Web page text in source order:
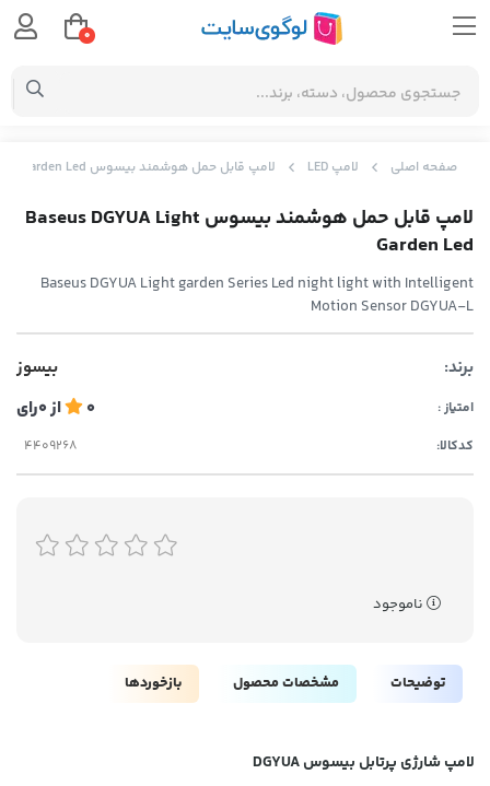
صفحه اصلی لامپ LED لامپ قابل حمل هوشمند بیسوس Baseus DGYUA Light Garden Led
لامپ قابل حمل هوشمند بیسوس Baseus DGYUA Light
Garden Led
Baseus DGYUA Light garden Series Led night light with Intelligent
Motion Sensor DGYUA-L
برند: بیسوز
امتیاز : 0 از0رای
کدکالا:
ناموجود
توضیحات مشخصات محصول بازخوردها
لامپ شارژی پرتابل بیسوس DGYUA
0